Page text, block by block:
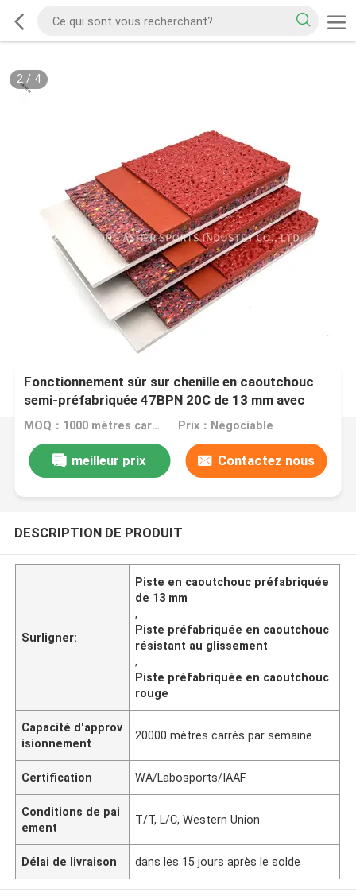
2/ 4
Fonctionnement sûr sur chenille en caoutchouc
semi-préfabriquée 47BPN 20C de 13 mm avec
résistance au glissement certifiée
MOQ：1000 mètres carrés Prix：Négociable
meilleur prix Contactez nous
DESCRIPTION DE PRODUIT
Surligner:
Piste en caoutchouc préfabriquée
de 13 mm
,
Piste préfabriquée en caoutchouc
résistant au glissement
,
Piste préfabriquée en caoutchouc
rouge
Capacité d'approv
isionnement
20000 mètres carrés par semaine
Certification WA/Labosports/IAAF
Conditions de pai
ement
T/T, L/C, Western Union
Délai de livraison dans les 15 jours après le solde